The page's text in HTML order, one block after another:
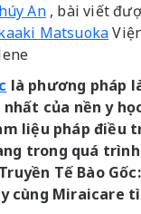
An, bài viết
Matsuoka
là phương pháp
của nền y
liệu pháp điều
trong quá
Tế Bào
cùng Miraicare